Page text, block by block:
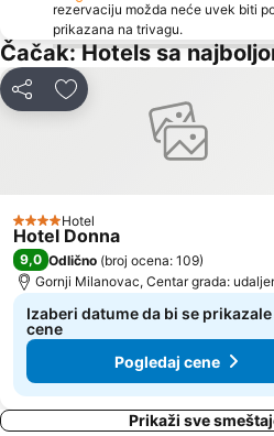
rezervaciju možda neće uvek biti
prikazana na trivagu.
Čačak: Hotels sa
Deli Dodati u favorite
4 Zvezdice
Hotel
Hotel Donna
9,0 Odlično (broj ocena: 109)
Gornji Milanovac, Centar grada:
Izaberi datume da bi se
cene
Pogledaj cene
Prikaži sve